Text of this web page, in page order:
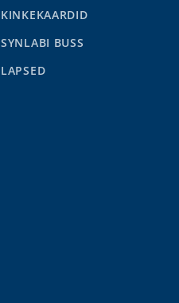
KINKEKAARDID
SYNLABI BUSS
LAPSED